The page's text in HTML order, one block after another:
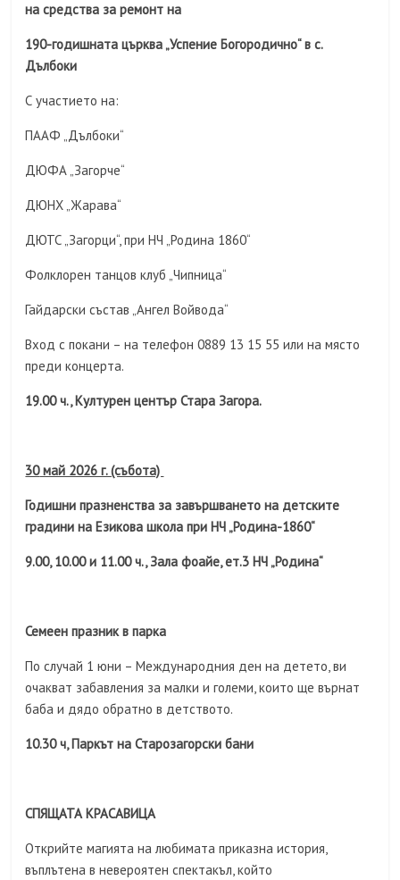
на средства за ремонт на
190-годишната църква „Успение Богородично“ в с.
Дълбоки
С участието на:
ПААФ „Дълбоки“
ДЮФА „Загорче“
ДЮНХ „Жарава“
ДЮТС „Загорци“, при НЧ „Родина 1860“
Фолклорен танцов клуб „Чипница“
Гайдарски състав „Ангел Войвода“
Вход с покани – на телефон 0889 13 15 55 или на място
преди концерта.
19.00ч., Културен център Стара Загора.
30май 2026 г. (събота)
Годишни празненства за завършването на детските
градини на Езикова школа при НЧ „Родина-1860“
9.00, 10.00 и 11.00 ч., Зала фоайе, ет.3 НЧ „Родина“
Семеен празник в парка
По случай 1 юни – Международния ден на детето, ви
очакват забавления за малки и големи, които ще върнат
баба и дядо обратно в детството.
10.30 ч, Паркът на Старозагорски бани
СПЯЩАТА КРАСАВИЦА
Открийте магията на любимата приказна история,
въплътена в невероятен спектакъл, който